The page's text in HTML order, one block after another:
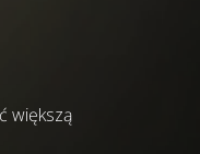
większą